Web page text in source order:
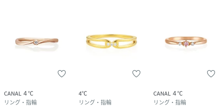
CANAL ４℃
リング・指輪
4℃
リング・指輪
CANAL ４℃
リング・指輪